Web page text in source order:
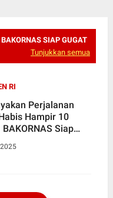
BAKORNAS SIAP GUGAT
Tunjukkan semua
RI
Perjalanan
Hampir 10
Siap